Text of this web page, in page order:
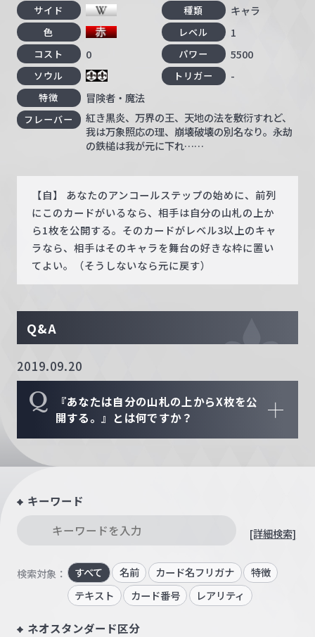
サイド 種類 キャラ
色 レベル 1
コスト 0 パワー 5500
ソウル トリガー -
特徴 冒険者・魔法
フレーバー
紅き黒炎、万界の王、天地の法を敷衍すれど、
我は万象照応の理、崩壊破壊の別名なり。永劫
の鉄槌は我が元に下れ……
【自】 あなたのアンコールステップの始めに、前列
にこのカードがいるなら、相手は自分の山札の上か
ら1枚を公開する。そのカードがレベル3以上のキャ
ラなら、相手はそのキャラを舞台の好きな枠に置い
てよい。（そうしないなら元に戻す）
Q&A
2019.09.20
Q
『あなたは自分の山札の上からX枚を公
開する。』とは何ですか？
キーワード
[詳細検索]
検索対象： すべて 名前 カード名フリガナ
特徴
テキスト
カード番号 レアリティ
ネオスタンダード区分